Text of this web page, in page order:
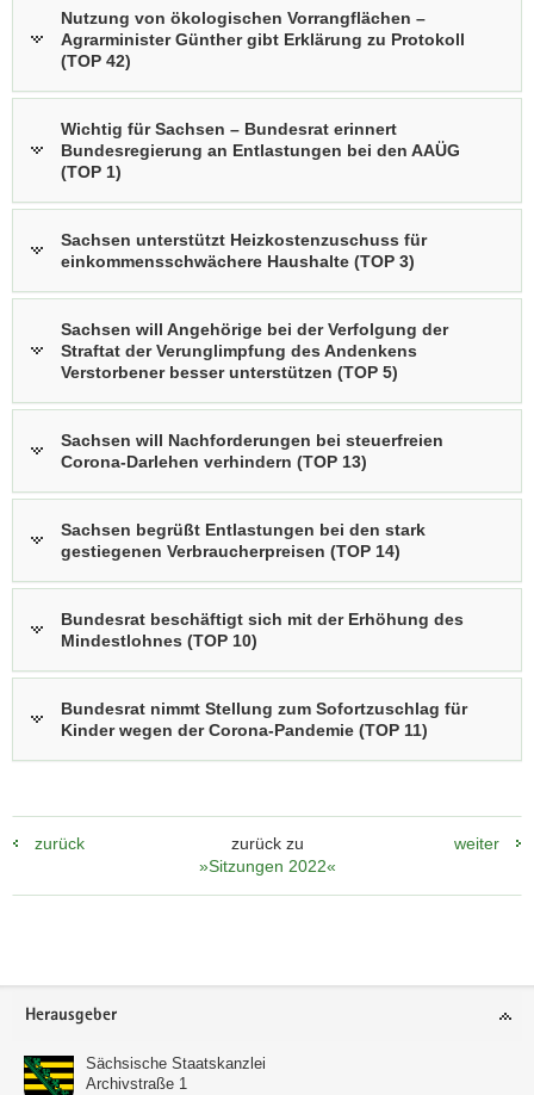
Nutzung von ökologischen Vorrangflächen –
Agrarminister Günther gibt Erklärung zu Protokoll
(TOP 42)
Wichtig für Sachsen – Bundesrat erinnert
Bundesregierung an Entlastungen bei den AAÜG
(TOP 1)
Sachsen unterstützt Heizkostenzuschuss für
einkommensschwächere Haushalte (TOP 3)
Sachsen will Angehörige bei der Verfolgung der
Straftat der Verunglimpfung des Andenkens
Verstorbener besser unterstützen (TOP 5)
Sachsen will Nachforderungen bei steuerfreien
Corona-Darlehen verhindern (TOP 13)
Sachsen begrüßt Entlastungen bei den stark
gestiegenen Verbraucherpreisen (TOP 14)
Bundesrat beschäftigt sich mit der Erhöhung des
Mindestlohnes (TOP 10)
Bundesrat nimmt Stellung zum Sofortzuschlag für
Kinder wegen der Corona-Pandemie (TOP 11)
zurück
zurück zu
»Sitzungen 2022«
weiter
Footer-
Herausgeber
Sächsische Staatskanzlei
Archivstraße 1